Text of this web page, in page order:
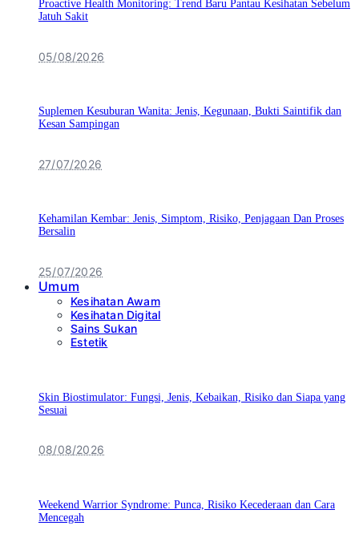
Proactive Health Monitoring: Trend Baru Pantau Kesihatan Sebelum
Jatuh Sakit
05/08/2026
Suplemen Kesuburan Wanita: Jenis, Kegunaan, Bukti Saintifik dan
Kesan Sampingan
27/07/2026
Kehamilan Kembar: Jenis, Simptom, Risiko, Penjagaan Dan Proses
Bersalin
25/07/2026
Umum
Kesihatan Awam
Kesihatan Digital
Sains Sukan
Estetik
Skin Biostimulator: Fungsi, Jenis, Kebaikan, Risiko dan Siapa yang
Sesuai
08/08/2026
Weekend Warrior Syndrome: Punca, Risiko Kecederaan dan Cara
Mencegah